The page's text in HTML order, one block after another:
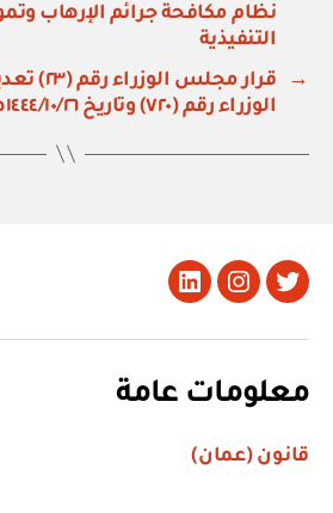
نظام مكافحة جرائم الإرهاب
التنفيذية
→
قرار مجلس
الوزراء رقم (٧٢٠) وتاريخ ١٤٤٤/١٠/٢٦هـ
تويتر Instagram
LinkedIn
معلومات عامة
قانون (عمان)